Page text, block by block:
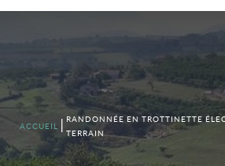
ACCUEIL
RANDONNÉE EN TROTTINETTE
TERRAIN